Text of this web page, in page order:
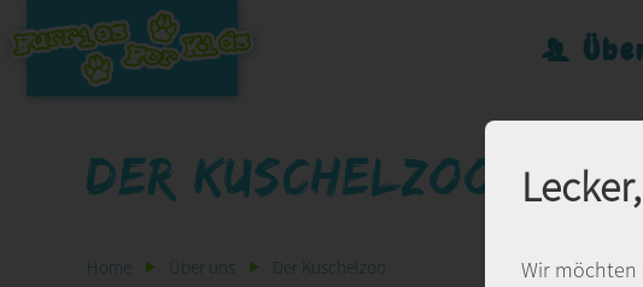
Wir möchten
Der Kuschelzoo
Home Über uns Der Kuschelzoo